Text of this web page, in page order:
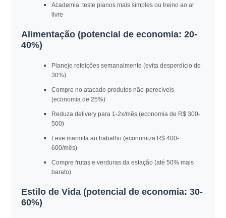
Academia: teste planos mais simples ou treino ao ar
livre
Alimentação (potencial de economia: 20-
40%)
Planeje refeições semanalmente (evita desperdício de
30%)
Compre no atacado produtos não-perecíveis
(economia de 25%)
Reduza delivery para 1-2x/mês (economia de R$ 300-
500)
Leve marmita ao trabalho (economiza R$ 400-
600/mês)
Compre frutas e verduras da estação (até 50% mais
barato)
Estilo de Vida (potencial de economia: 30-
60%)